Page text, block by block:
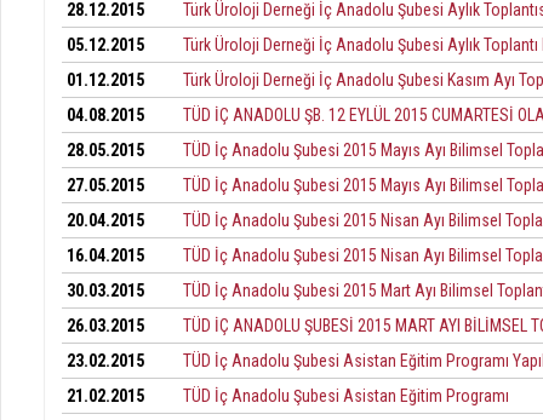
28.12.2015
Türk Üroloji Derneği İç Anadolu Şubesi Aylık
05.12.2015
Türk Üroloji Derneği İç Anadolu Şubesi Aylık Toplantı
01.12.2015
Türk Üroloji Derneği İç Anadolu Şubesi Kasım Ayı
04.08.2015
TÜD İÇ ANADOLU ŞB. 12 EYLÜL 2015 CUMARTESİ
28.05.2015
TÜD İç Anadolu Şubesi 2015 Mayıs Ayı Bilimsel
27.05.2015
TÜD İç Anadolu Şubesi 2015 Mayıs Ayı Bilimsel
20.04.2015
TÜD İç Anadolu Şubesi 2015 Nisan Ayı Bilimsel
16.04.2015
TÜD İç Anadolu Şubesi 2015 Nisan Ayı Bilimsel
30.03.2015
TÜD İç Anadolu Şubesi 2015 Mart Ayı Bilimsel
26.03.2015
TÜD İÇ ANADOLU ŞUBESİ 2015 MART AYI BİLİMSEL
23.02.2015
TÜD İç Anadolu Şubesi Asistan Eğitim Programı
21.02.2015
TÜD İç Anadolu Şubesi Asistan Eğitim Programı